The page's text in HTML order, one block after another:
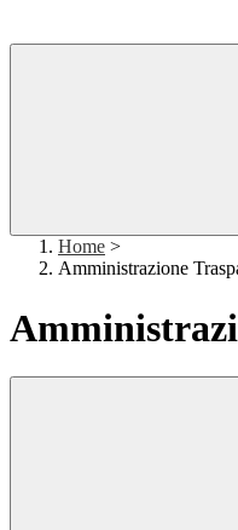
Home >
Amministrazione